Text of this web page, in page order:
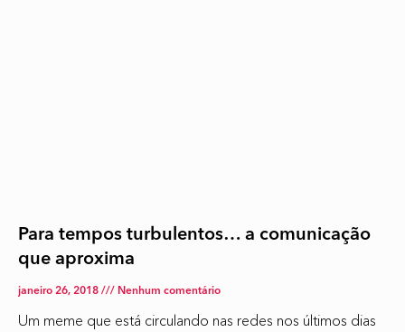
Para tempos turbulentos… a comunicação
que aproxima
janeiro 26, 2018 Nenhum comentário
Um meme que está circulando nas redes nos últimos dias